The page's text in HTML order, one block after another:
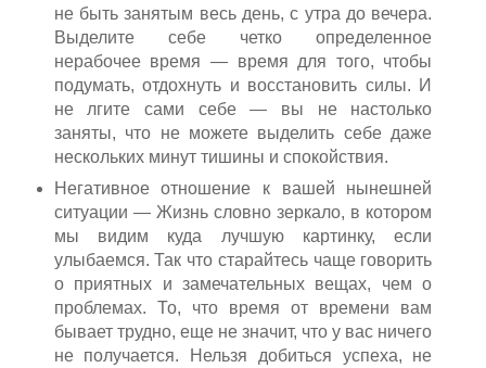
не быть занятым весь день, с утра до вечера.
Выделите себе четко определенное
нерабочее время — время для того, чтобы
подумать, отдохнуть и восстановить силы. И
не лгите сами себе — вы не настолько
заняты, что не можете выделить себе даже
нескольких минут тишины и спокойствия.
Негативное отношение к вашей нынешней
ситуации — Жизнь словно зеркало, в котором
мы видим куда лучшую картинку, если
улыбаемся. Так что старайтесь чаще говорить
о приятных и замечательных вещах, чем о
проблемах. То, что время от времени вам
бывает трудно, еще не значит, что у вас ничего
не получается. Нельзя добиться успеха, не